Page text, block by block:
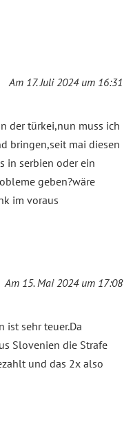
Am 17. Juli 2024 um 16:31
der türkei,nun muss ich
bringen,seit mai diesen
in serbien oder ein
geben?wäre
im voraus
Am 15. Mai 2024 um 17:08
ist sehr teuer.Da
Slovenien die Strafe
und das 2x also